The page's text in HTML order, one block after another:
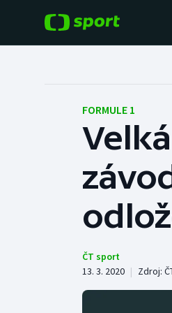
Hokej
Tenis
FORMULE 1
ČT sport
13. 3. 2020 | Zdroj: